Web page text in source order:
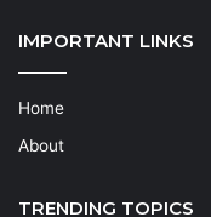
IMPORTANT LINKS
Home
About
TRENDING TOPICS